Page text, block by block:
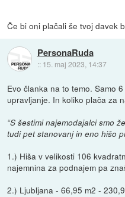
Če bi oni plačali še tvoj davek
PersonaRuda
:: 15. maj 2023, 14:37
Evo članka na to temo. Samo
upravljanje. In koliko plača za
“S šestimi najemodajalci smo
tudi pet stanovanj in eno hišo
1.) Hiša v velikosti 106
najemnina za podnajem pa
2.) Ljubljana - 66,95 m2 -